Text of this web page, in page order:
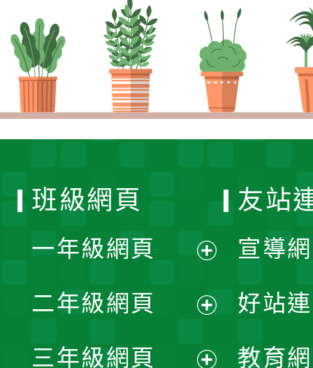
班級網頁
一年級網頁
開
選
二年級網頁
三年級網頁
友站
宣導
好站
教育